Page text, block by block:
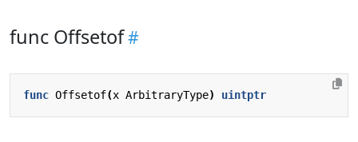
func Offsetof
func Offsetof(x ArbitraryType) uintptr